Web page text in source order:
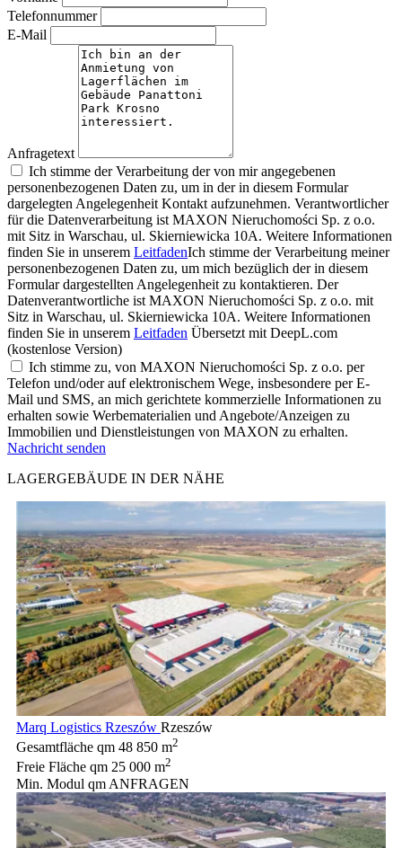
Telefonnummer
E-Mail
Anfragetext
Ich stimme der Verarbeitung der von mir angegebenen
personenbezogenen Daten zu, um in der in diesem Formular
dargelegten Angelegenheit Kontakt aufzunehmen. Verantwortlicher
für die Datenverarbeitung ist MAXON Nieruchomości Sp. z o.o.
mit Sitz in Warschau, ul. Skierniewicka 10A. Weitere Informationen
finden Sie in unserem LeitfadenIch stimme der Verarbeitung meiner
personenbezogenen Daten zu, um mich bezüglich der in diesem
Formular dargestellten Angelegenheit zu kontaktieren. Der
Datenverantwortliche ist MAXON Nieruchomości Sp. z o.o. mit
Sitz in Warschau, ul. Skierniewicka 10A. Weitere Informationen
finden Sie in unserem Leitfaden Übersetzt mit DeepL.com
(kostenlose Version)
Ich stimme zu, von MAXON Nieruchomości Sp. z o.o. per
Telefon und/oder auf elektronischem Wege, insbesondere per E-
Mail und SMS, an mich gerichtete kommerzielle Informationen zu
erhalten sowie Werbematerialien und Angebote/Anzeigen zu
Immobilien und Dienstleistungen von MAXON zu erhalten.
Nachricht senden
LAGERGEBÄUDE IN DER NÄHE
Marq Logistics Rzeszów Rzeszów
Gesamtfläche qm 48 850 m2
Freie Fläche qm 25 000 m2
Min. Modul qm ANFRAGEN